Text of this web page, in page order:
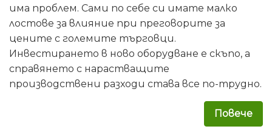
има проблем. Сами по себе си имате малко
лостове за влияние при преговорите за
цените с големите търговци.
Инвестирането в ново оборудване е скъпо, а
справянето с нарастващите
производствени разходи става все по-трудно.
Повече